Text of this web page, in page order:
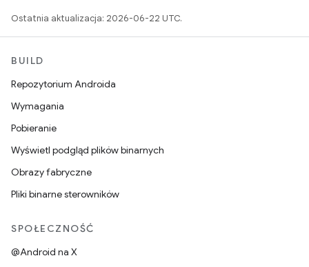
Ostatnia aktualizacja: 2026-06-22 UTC.
BUILD
Repozytorium Androida
Wymagania
Pobieranie
Wyświetl podgląd plików binarnych
Obrazy fabryczne
Pliki binarne sterowników
SPOŁECZNOŚĆ
@Android na X